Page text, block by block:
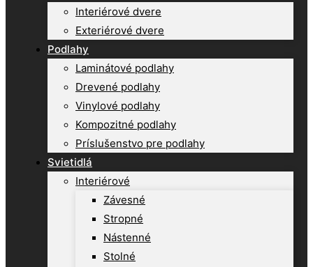
Interiérové dvere
Exteriérové dvere
Podlahy
Laminátové podlahy
Drevené podlahy
Vinylové podlahy
Kompozitné podlahy
Príslušenstvo pre podlahy
Svietidlá
Interiérové
Závesné
Stropné
Nástenné
Stolné